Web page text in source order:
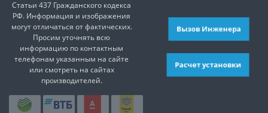
Статьи 437 Гражданского кодекса
РФ. Информация и изображения
могут отличаться от фактических.
Просим уточнять всю
информацию по контактным
телефонам указанным на сайте
или смотреть на сайтах
производителей.
Расчет установки
Вызов Инженера